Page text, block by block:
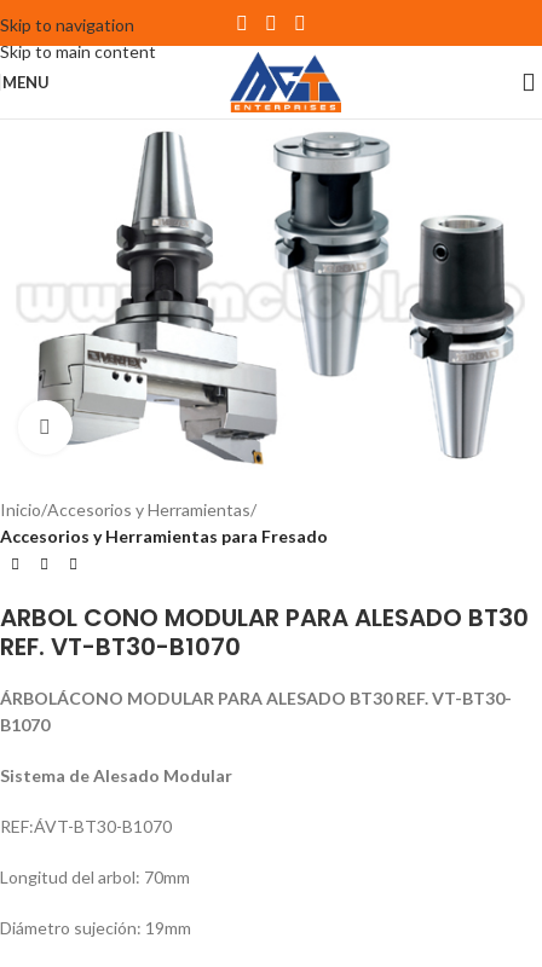
Skip to navigation
Skip to main content
MENU
Click to enlarge
Inicio Accesorios y Herramientas
Accesorios y Herramientas para Fresado
ARBOL CONO MODULAR PARA ALESADO BT30
REF. VT-BT30-B1070
ÁRBOLÁCONO MODULAR PARA ALESADO BT30 REF. VT-BT30-
B1070
Sistema de Alesado Modular
REF:ÁVT-BT30-B1070
Longitud del arbol: 70mm
Diámetro sujeción: 19mm